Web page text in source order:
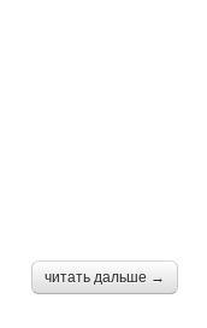
читать дальше →